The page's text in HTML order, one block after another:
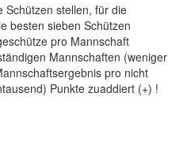
Schützen stellen, für die
besten sieben Schützen
pro Mannschaft
Mannschaften (weniger
pro nicht
Punkte zuaddiert (+) !